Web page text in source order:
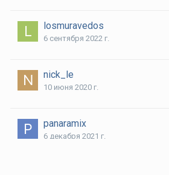
losmuravedos
6 сентября 2022 г.
nick_le
10 июня 2020 г.
panaramix
6 декабря 2021 г.